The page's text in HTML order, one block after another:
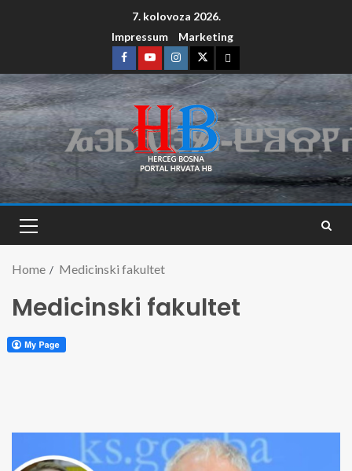
7. kolovoza 2026.
Impressum
Marketing
Home Medicinski fakultet
Medicinski fakultet